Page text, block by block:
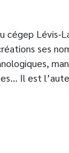
cégep
ses
Il est